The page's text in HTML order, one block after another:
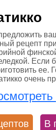
рецепт
Если
ее.
очень
В